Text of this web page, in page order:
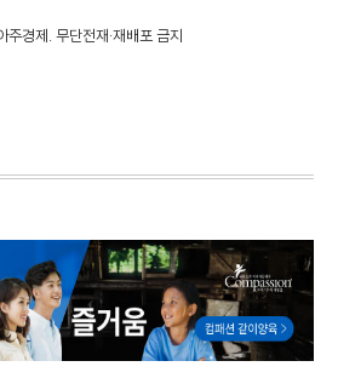
경제. 무단전재·재배포 금지